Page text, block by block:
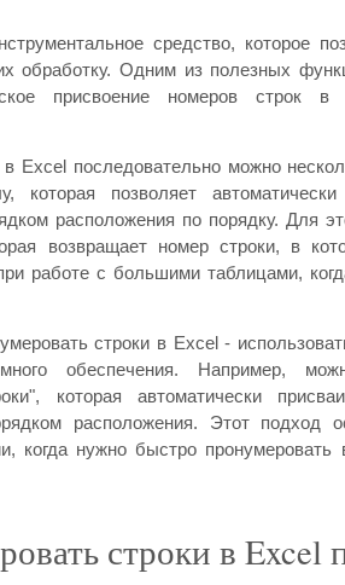
средство, которое
обработку. Одним из полезных
присвоение номеров строк
в Excel последовательно можно
которая позволяет
расположения по порядку. Для
возвращает номер строки, в
работе с большими таблицами,
строки в Excel -
обеспечения. Например,
которая автоматически
расположения. Этот подход
когда нужно быстро пронумеровать
строки в Excel